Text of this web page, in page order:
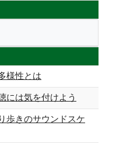
様性とは
には気を付けよう
歩きのサウンドスケ